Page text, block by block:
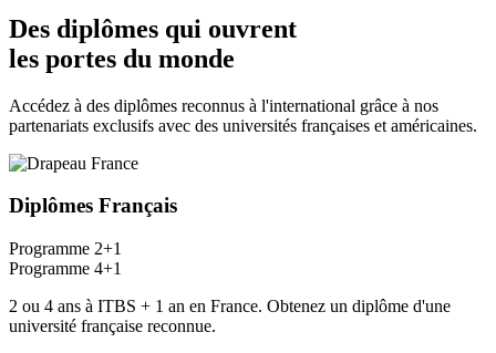
Des diplômes qui ouvrent
les portes du monde
Accédez à des diplômes reconnus à l'international grâce à nos
partenariats exclusifs avec des universités françaises et américaines.
Diplômes Français
Programme 2+1
Programme 4+1
2 ou 4 ans à ITBS + 1 an en France. Obtenez un diplôme d'une
université française reconnue.